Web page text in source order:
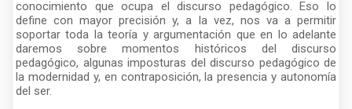
conocimiento que ocupa el discurso pedagógico. Eso lo
define con mayor precisión y, a la vez, nos va a permitir
soportar toda la teoría y argumentación que en lo adelante
daremos sobre momentos históricos del discurso
pedagógico, algunas imposturas del discurso pedagógico de
la modernidad y, en contraposición, la presencia y autonomía
del ser.